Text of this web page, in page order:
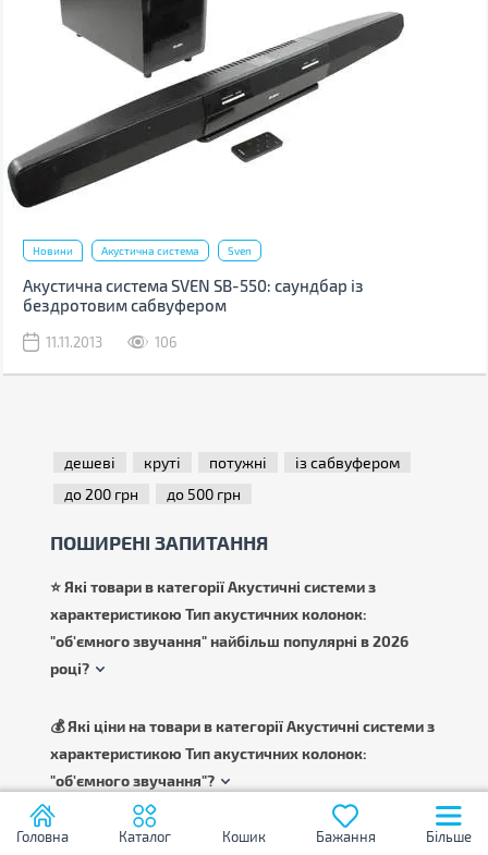
Новини Акустична система Sven
Акустична система SVEN SB-550: саундбар із
бездротовим сабвуфером
11.11.2013 106
дешеві круті потужні
із сабвуфером
до 200 грн
до 500 грн
ПОШИРЕНІ ЗАПИТАННЯ
⭐ Які товари в категорії Акустичні системи з
характеристикою Тип акустичних колонок:
"об'ємного звучання" найбільш популярні в 2026
році?
💰 Які ціни на товари в категорії Акустичні системи з
характеристикою Тип акустичних колонок:
"об'ємного звучання"?
👓 Які фільтри в категорії Акустичні системи
Головна Каталог Кошик Бажання Більше